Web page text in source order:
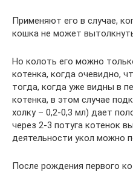
Применяют его в случае,
кошка не может
Но колоть его можно
котенка, когда очевидно,
тогда, когда уже видны в
котенка, в этом случае
холку – 0,2-0,3 мл) дает
через 2-3 потуга котенок
деятельности укол можно
После рождения первого